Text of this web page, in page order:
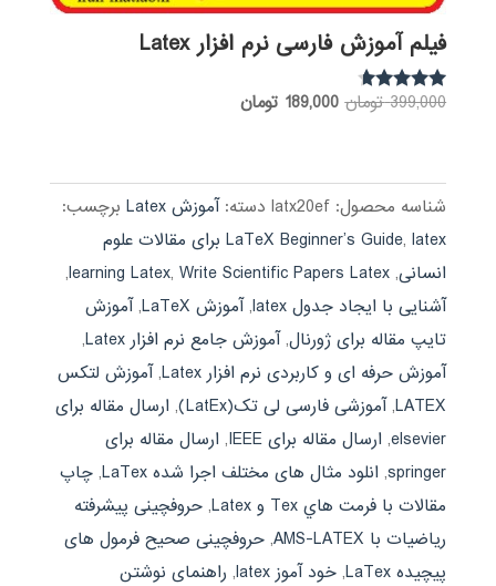
فیلم آموزش فارسی نرم افزار Latex
نمره
399,000 تومان قیمت
بود.
189,000 تومانقیمت
شناسه محصول: latx20ef دسته:آموزش Latex
برچسب:
LaTeX Beginner’s Guide,
latex برای مقالات علوم
انسانی,
learning Latex,Write Scientific Papers Latex
,
آشنایی با ایجاد جدول latex
,آموزش LaTeX ,آموزش
تایپ مقاله برای ژورنال,آموزش جامع نرم افزار Latex
,
آموزش حرفه ای و کاربردی نرم افزار Latex
,آموزش لتکس
LATEX
,آموزشی فارسی لی تک(LatEx) , ارسال مقاله برای
elsevier
, ارسال مقاله برای IEEE , ارسال مقاله برای
springer
, انلود مثال های مختلف اجرا شده LaTex , چاپ
مقالات با فرمت هاي Tex و Latex
, حروفچینی پیشرفته
ریاضیات با AMS-LATEX
, حروفچینی صحیح فرمول های
پیچیده LaTex
, خود آموز latex , راهنمای نوشتن